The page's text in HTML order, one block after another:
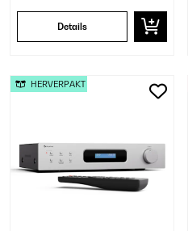
Details
HERVERPAKT